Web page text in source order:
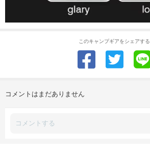
このキャンプギアをシェアする
コメントはまだありません